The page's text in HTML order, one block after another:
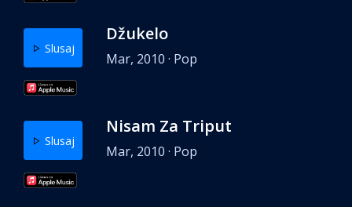
Slusaj
Džukelo
Mar, 2010 · Pop
Slusaj
Nisam Za Triput
Mar, 2010 · Pop